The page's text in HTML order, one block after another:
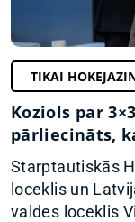
TIKAI
Koziols par
pārliecināts,
Starptautiskās
loceklis un
valdes loceklis